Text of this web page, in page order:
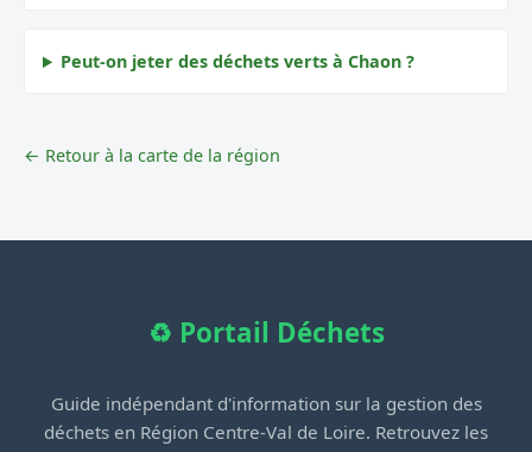
Peut-on jeter des déchets verts à Chaon ?
← Retour à la carte de la région
♻️ Portail Déchets
Guide indépendant d'information sur la gestion des
déchets en Région Centre-Val de Loire. Retrouvez les